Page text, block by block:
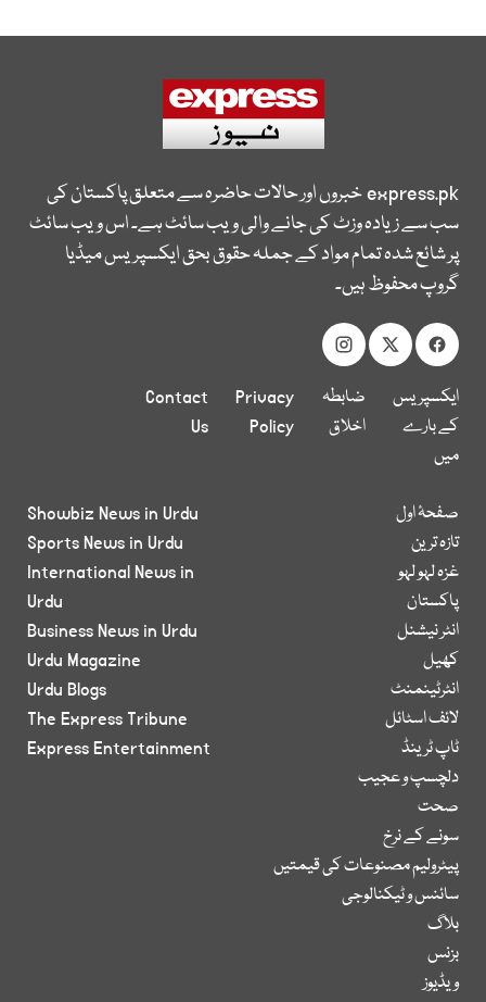
express.pkخبروں اور حالات حاضرہ سے متعلق پاکستان کی
سب سے زیادہ وزٹ کی جانے والی ویب سائٹ ہے۔ اس ویب سائٹ
پر شائع شدہ تمام مواد کے جملہ حقوق بحق ایکسپریس میڈیا
گروپ محفوظ ہیں۔
ایکسپریس
کے بارے
میں
ضابطہ
اخلاق
Privacy
Policy
Contact
Us
صفحۂ اول
تازہ ترین
غزہ لہو لہو
پاکستان
انٹر نیشنل
کھیل
انٹرٹینمنٹ
لائف اسٹائل
ٹاپ ٹرینڈ
دلچسپ و عجیب
صحت
سونے کے نرخ
پیٹرولیم مصنوعات کی قیمتیں
سائنس و ٹیکنالوجی
بلاگ
بزنس
ویڈیوز
Showbiz News in Urdu
Sports News in Urdu
International News in
Urdu
Business News in Urdu
Urdu Magazine
Urdu Blogs
The Express Tribune
Express Entertainment